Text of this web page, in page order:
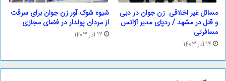
مسائل غیر اخلاقی زن جوان در دبی
و قتل در مشهد / ردپای مدیر آژانس
مسافرتی
14 آذر 1403
شیوه شوک آور زن جوان برای سرقت
از مردان پولدار در فضای مجازی
12 آذر 1403